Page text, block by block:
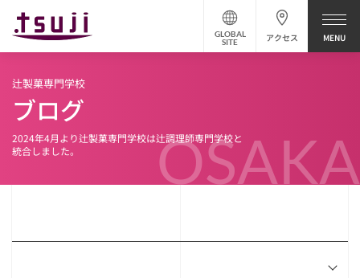
アクセス
GLOBAL
SITE
OSAKA
辻製菓専門学校
ブログ
2024年4月より辻製菓専門学校は辻調理師専門学校と
統合しました。